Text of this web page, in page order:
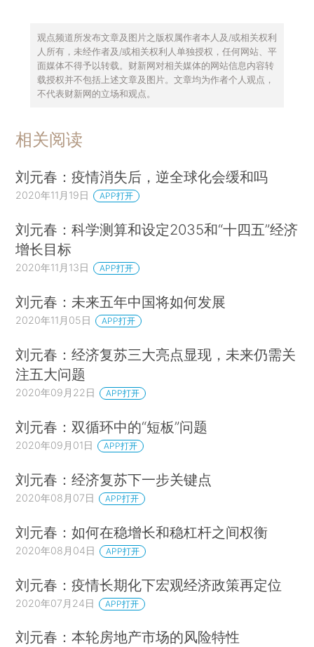
观点频道所发布文章及图片之版权属作者本人及/或相关权利
人所有，未经作者及/或相关权利人单独授权，任何网站、平
面媒体不得予以转载。财新网对相关媒体的网站信息内容转
载授权并不包括上述文章及图片。文章均为作者个人观点，
不代表财新网的立场和观点。
相关阅读
刘元春：疫情消失后，逆全球化会缓和吗
2020年11月19日 APP打开
刘元春：科学测算和设定2035和“十四五”经济
增长目标
2020年11月13日 APP打开
刘元春：未来五年中国将如何发展
2020年11月05日 APP打开
刘元春：经济复苏三大亮点显现，未来仍需关
注五大问题
2020年09月22日 APP打开
刘元春：双循环中的“短板”问题
2020年09月01日 APP打开
刘元春：经济复苏下一步关键点
2020年08月07日 APP打开
刘元春：如何在稳增长和稳杠杆之间权衡
2020年08月04日 APP打开
刘元春：疫情长期化下宏观经济政策再定位
2020年07月24日 APP打开
刘元春：本轮房地产市场的风险特性